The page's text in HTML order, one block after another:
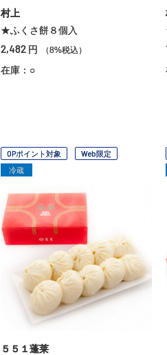
村上
★ふくさ餅８個入
2,482 円 （8%税込）
在庫：○
OPポイント対象
Web限定
冷蔵
５５１蓬莱